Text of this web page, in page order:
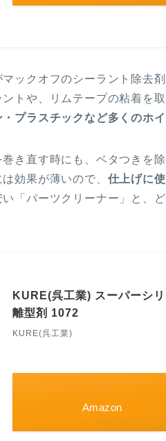
ックオフのシーラント除去
トや、リムテープの粘着を取
プラスチックなど多くのホ
き直す時にも、ベタつきを除
効果が薄いので、 仕上げに
「パーツクリーナー」と、
KURE(呉工業) スーパーシ
離型剤 1072
KURE(呉工業)
Amazon